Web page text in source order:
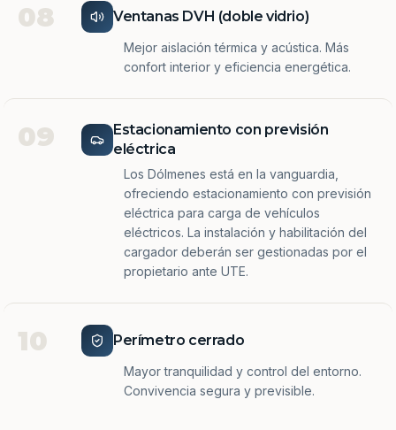
08 Ventanas DVH (doble vidrio)
Mejor aislación térmica y acústica. Más
confort interior y eficiencia energética.
09
Estacionamiento con previsión
eléctrica
Los Dólmenes está en la vanguardia,
ofreciendo estacionamiento con previsión
eléctrica para carga de vehículos
eléctricos. La instalación y habilitación del
cargador deberán ser gestionadas por el
propietario ante UTE.
10 Perímetro cerrado
Mayor tranquilidad y control del entorno.
Convivencia segura y previsible.